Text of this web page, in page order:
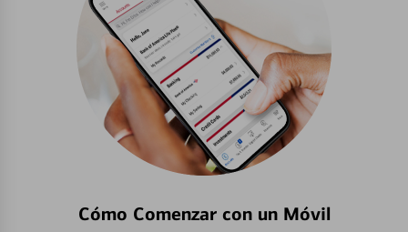
Cómo Comenzar con un Móvil